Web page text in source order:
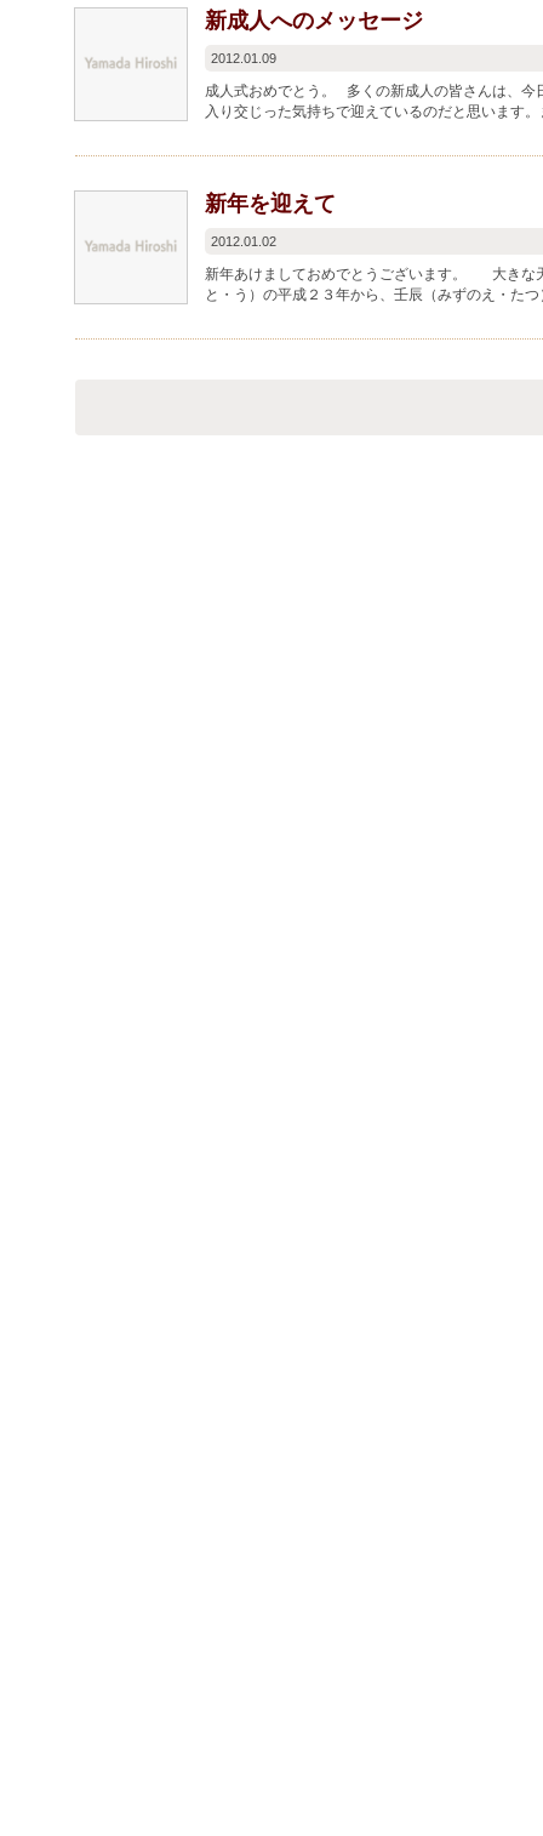
新成人へのメッセージ
2012.01.09
成人式おめでとう。 多くの新成人の皆さんは、今
入り交じった気持ちで迎えているのだと思います
新年を迎えて
2012.01.02
新年あけましておめでとうございます。 大きな
と・う）の平成２３年から、壬辰（みずのえ・た